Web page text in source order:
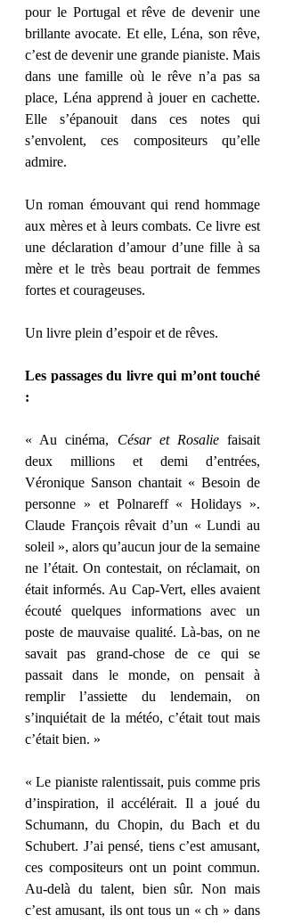
pour le Portugal et rêve de devenir une
brillante avocate. Et elle, Léna, son rêve,
c’est de devenir une grande pianiste. Mais
dans une famille où le rêve n’a pas sa
place, Léna apprend à jouer en cachette.
Elle s’épanouit dans ces notes qui
s’envolent, ces compositeurs qu’elle
admire.
Un roman émouvant qui rend hommage
aux mères et à leurs combats. Ce livre est
une déclaration d’amour d’une fille à sa
mère et le très beau portrait de femmes
fortes et courageuses.
Un livre plein d’espoir et de rêves.
Les passages du livre qui m’ont touché
:
« Au cinéma, César et Rosalie faisait
deux millions et demi d’entrées,
Véronique Sanson chantait « Besoin de
personne » et Polnareff « Holidays ».
Claude François rêvait d’un « Lundi au
soleil », alors qu’aucun jour de la semaine
ne l’était. On contestait, on réclamait, on
était informés. Au Cap-Vert, elles avaient
écouté quelques informations avec un
poste de mauvaise qualité. Là-bas, on ne
savait pas grand-chose de ce qui se
passait dans le monde, on pensait à
remplir l’assiette du lendemain, on
s’inquiétait de la météo, c’était tout mais
c’était bien. »
« Le pianiste ralentissait, puis comme pris
d’inspiration, il accélérait. Il a joué du
Schumann, du Chopin, du Bach et du
Schubert. J’ai pensé, tiens c’est amusant,
ces compositeurs ont un point commun.
Au-delà du talent, bien sûr. Non mais
c’est amusant, ils ont tous un « ch » dans